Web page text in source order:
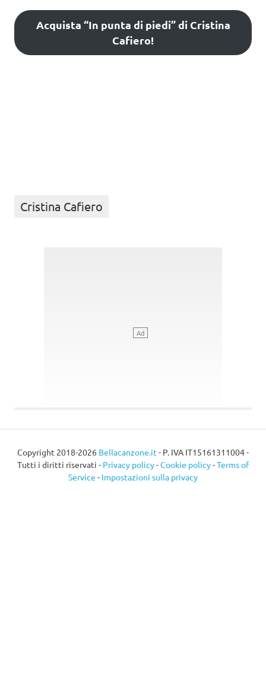
Acquista “In punta di piedi” di Cristina
Cafiero!
Cristina Cafiero
Copyright 2018-2026 Bellacanzone.it - P. IVA IT15161311004 -
Tutti i diritti riservati - Privacy policy-Cookie policy-Terms of
Service - Impostazioni sulla privacy